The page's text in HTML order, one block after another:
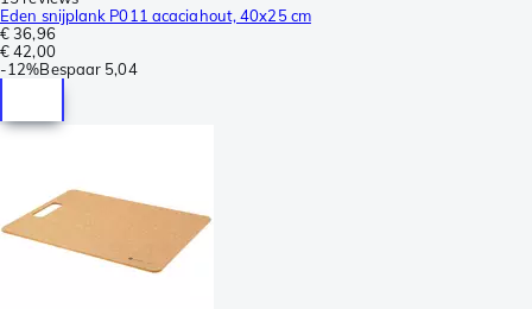
Eden snijplank P011 acaciahout, 40x25 cm
€ 36,96
€ 42,00
-12%Bespaar 5,04